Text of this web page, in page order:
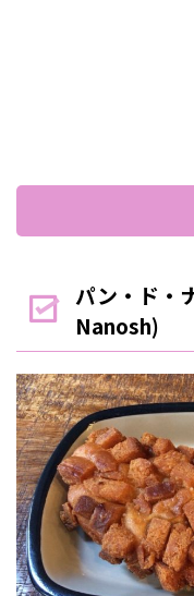
パン・ド・
Nanosh)